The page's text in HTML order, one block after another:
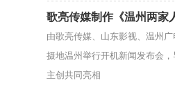
歌亮传媒制作《温州两家
由歌亮传媒、山东影视、温州
摄地温州举行开机新闻发布会
主创共同亮相